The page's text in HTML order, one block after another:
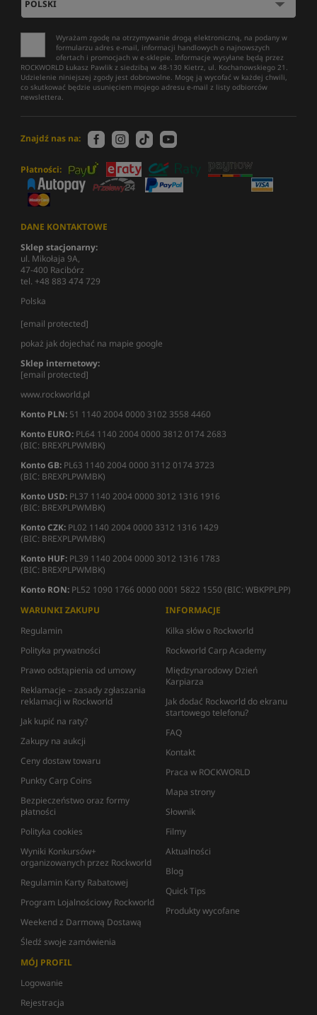
Wyrażam zgodę na otrzymywanie drogą elektroniczną, na podany w
formularzu adres e-mail, informacji handlowych o najnowszych
ofertach i promocjach w e-sklepie. Informacje wysyłane będą przez
ROCKWORLD Łukasz Pawlik z siedzibą w 48-130 Kietrz, ul. Kochanowskiego 21.
Udzielenie niniejszej zgody jest dobrowolne. Mogę ją wycofać w każdej chwili,
co skutkować będzie usunięciem mojego adresu e-mail z listy odbiorców
newslettera.
Znajdź nas na:
Płatności:
DANE KONTAKTOWE
Sklep stacjonarny:
ul. Mikołaja 9A,
47-400 Racibórz
tel. +48 883 474 729
Polska
[email protected]
pokaż jak dojechać na mapie google
Sklep internetowy:
[email protected]
www.rockworld.pl
Konto PLN: 51 1140 2004 0000 3102 3558 4460
Konto EURO: PL64 1140 2004 0000 3812 0174 2683
(BIC: BREXPLPWMBK)
Konto GB: PL63 1140 2004 0000 3112 0174 3723
(BIC: BREXPLPWMBK)
Konto USD: PL37 1140 2004 0000 3012 1316 1916
(BIC: BREXPLPWMBK)
Konto CZK: PL02 1140 2004 0000 3312 1316 1429
(BIC: BREXPLPWMBK)
Konto HUF: PL39 1140 2004 0000 3012 1316 1783
(BIC: BREXPLPWMBK)
Konto RON: PL52 1090 1766 0000 0001 5822 1550 (BIC: WBKPPLPP)
WARUNKI ZAKUPU
Regulamin
Polityka prywatności
Prawo odstąpienia od umowy
Reklamacje – zasady zgłaszania
reklamacji w Rockworld
Jak kupić na raty?
Zakupy na aukcji
Ceny dostaw towaru
Punkty Carp Coins
Bezpieczeństwo oraz formy
płatności
Polityka cookies
Wyniki Konkursów+
organizowanych przez Rockworld
Regulamin Karty Rabatowej
Program Lojalnościowy Rockworld
Weekend z Darmową Dostawą
Śledź swoje zamówienia
INFORMACJE
Kilka słów o Rockworld
Rockworld Carp Academy
Międzynarodowy Dzień
Karpiarza
Jak dodać Rockworld do ekranu
startowego telefonu?
FAQ
Kontakt
Praca w ROCKWORLD
Mapa strony
Słownik
Filmy
Aktualności
Blog
Quick Tips
Produkty wycofane
MÓJ PROFIL
Logowanie
Rejestracja